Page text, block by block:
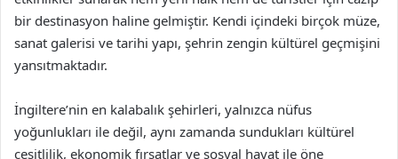
bir destinasyon haline gelmiştir. Kendi içindeki birçok müze,
sanat galerisi ve tarihi yapı, şehrin zengin kültürel geçmişini
yansıtmaktadır.
İngiltere’nin en kalabalık şehirleri, yalnızca nüfus
yoğunlukları ile değil, aynı zamanda sundukları kültürel
çeşitlilik, ekonomik fırsatlar ve sosyal hayat ile öne